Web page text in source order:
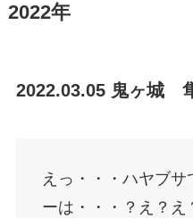
2022年
2022.03.05 鬼ヶ城
えっ・・・ハヤブ
ーは・・・？え？え